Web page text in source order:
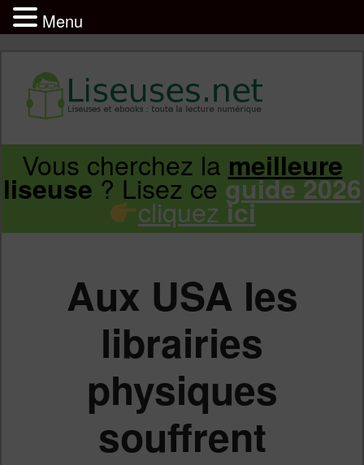
Infos sur les liseuses Kindle, Kobo,
Vivlio, Pocketbook
Aller
principal
Aller
secondaire
Vous cherchez la meilleure
liseuse? Lisez ceguide 2026
cliquez ici
Aux USA les
librairies
physiques
souffrent
Menu